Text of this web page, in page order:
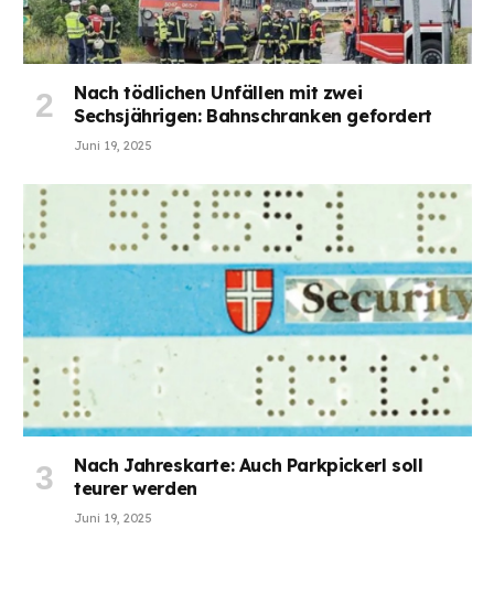
Nach tödlichen Unfällen mit zwei
Sechsjährigen: Bahnschranken gefordert
Juni 19, 2025
Nach Jahreskarte: Auch Parkpickerl soll
teurer werden
Juni 19, 2025